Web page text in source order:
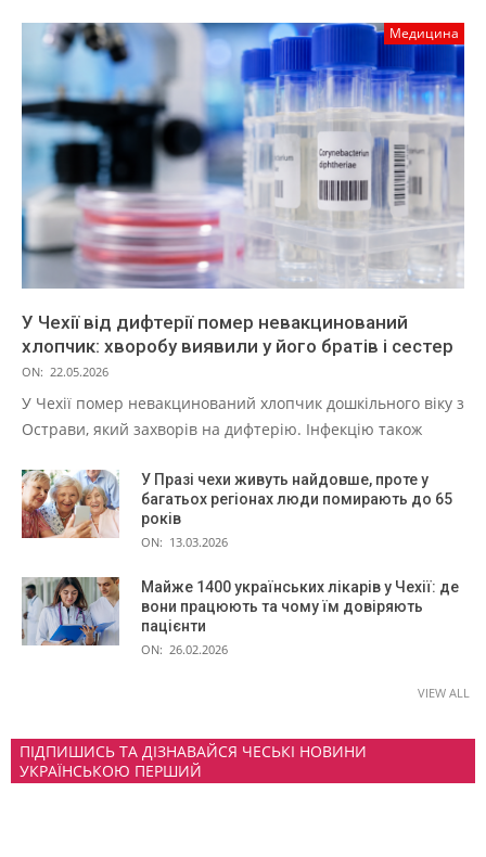
Медицина
У Чехії від дифтерії помер невакцинований
хлопчик: хворобу виявили у його братів і сестер
ON: 22.05.2026
У Чехії помер невакцинований хлопчик дошкільного віку з
Острави, який захворів на дифтерію. Інфекцію також
У Празі чехи живуть найдовше, проте у
багатьох регіонах люди помирають до 65
років
ON: 13.03.2026
Майже 1400 українських лікарів у Чехії: де
вони працюють та чому їм довіряють
пацієнти
ON: 26.02.2026
VIEW ALL
ПІДПИШИСЬ ТА ДІЗНАВАЙСЯ ЧЕСЬКІ НОВИНИ
УКРАЇНСЬКОЮ ПЕРШИЙ